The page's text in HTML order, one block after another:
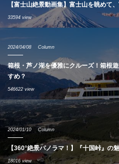
【富士山絶景動画集】富士山を眺めて
33594 view
2024/04/08 Column
箱根・芦ノ湖を優雅にクルーズ！箱根
すめ？
546622 view
2024/01/10 Column
【360°絶景パノラマ！】『十国峠』の
18016 view